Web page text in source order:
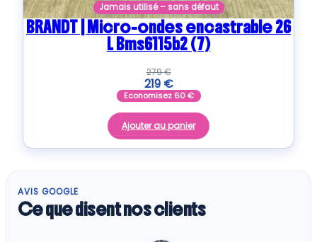
Jamais utilisé – sans défaut
BRANDT | Micro-ondes encastrable 26
L Bms6115b2 (7)
279€
219 €
Economisez 60€
Ajouter au panier
AVIS GOOGLE
Ce que disent nos clients